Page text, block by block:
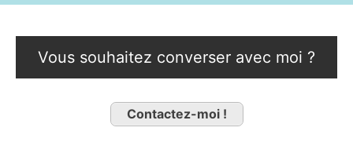
Vous souhaitez converser avec moi ?
Contactez-moi !